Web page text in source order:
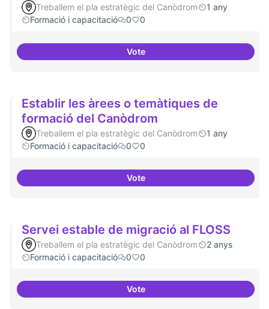
Treballem el pla estratègic del Canòdrom
1 any
Formació i capacitació
0 0
VoteRelació equilibrada entre
Establir les àrees o temàtiques de
formació del Canòdrom
Treballem el pla estratègic del Canòdrom
1 any
Formació i capacitació
0 0
VoteEstablir les àrees o temàtiques
Servei estable de migració al FLOSS
Treballem el pla estratègic del Canòdrom
2 anys
Formació i capacitació
0 0
VoteServei estable de migració al